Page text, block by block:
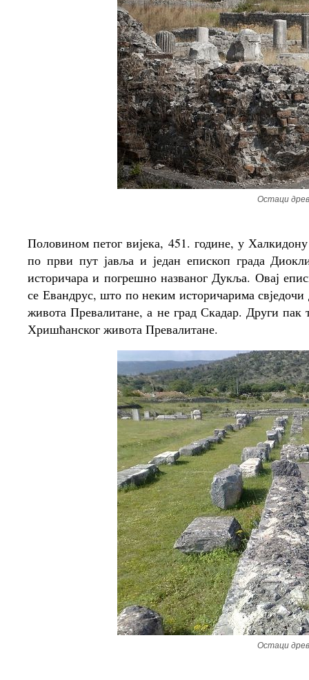
Остаци
Половином петог вијека, 451. године, у
по први пут јавља и један епископ града
историчара и погрешно названог Дукља. Овај
се Евандрус, што по неким историчарима
живота Превалитане, а не град Скадар. Други пак
Хришћанског живота Превалитане.
Остаци